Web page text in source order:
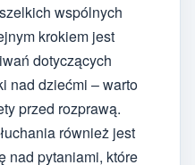
wspólnych
krokiem jest
dotyczących
nad dziećmi – warto
przed rozprawą.
również jest
nad pytaniami, które